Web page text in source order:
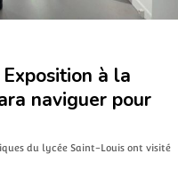
à la
naviguer pour
du lycée Saint-Louis ont visité